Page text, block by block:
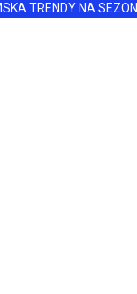
TRENDY NA SEZON